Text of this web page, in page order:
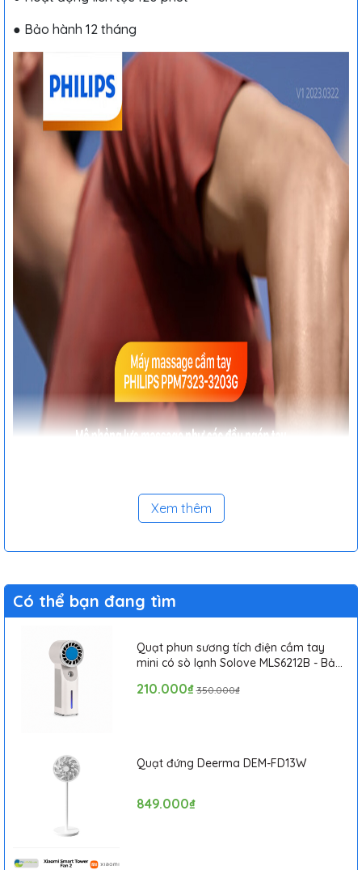
● Bảo hành 12 tháng
Xem thêm
Có thể bạn đang tìm
Quạt phun sương tích điện cầm tay
mini có sò lạnh Solove MLS6212B - Bảo
210.000₫ 350.000₫
Quạt đứng Deerma DEM-FD13W
849.000₫